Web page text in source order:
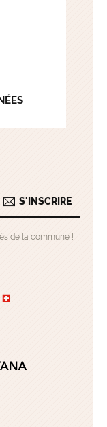
S'INSCRIRE
de la commune !